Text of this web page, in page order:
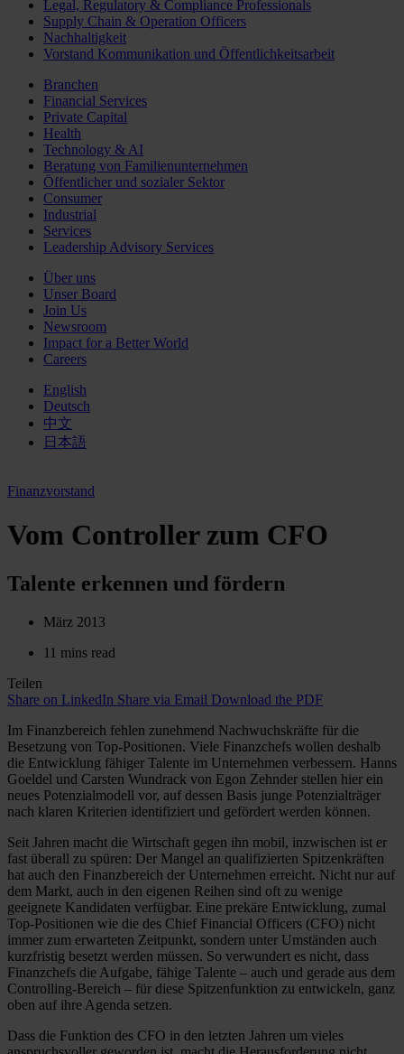
Legal, Regulatory & Compliance Professionals
Supply Chain & Operation Officers
Nachhaltigkeit
Vorstand Kommunikation und Öffentlichkeitsarbeit
Branchen
Financial Services
Private Capital
Health
Technology & AI
Beratung von Familienunternehmen
Öffentlicher und sozialer Sektor
Consumer
Industrial
Services
Leadership Advisory Services
Über uns
Unser Board
Join Us
Newsroom
Impact for a Better World
Careers
English
Deutsch
中文
日本語
Finanzvorstand
Vom Controller zum CFO
Talente erkennen und fördern
März 2013
11 mins read
Teilen
Share on LinkedIn Share via Email Download the PDF
Im Finanzbereich fehlen zunehmend Nachwuchskräfte für die
Besetzung von Top-Positionen. Viele Finanzchefs wollen deshalb
die Entwicklung fähiger Talente im Unternehmen verbessern. Hanns
Goeldel und Carsten Wundrack von Egon Zehnder stellen hier ein
neues Potenzialmodell vor, auf dessen Basis junge Potenzialträger
nach klaren Kriterien identifiziert und gefördert werden können.
Seit Jahren macht die Wirtschaft gegen ihn mobil, inzwischen ist er
fast überall zu spüren: Der Mangel an qualifizierten Spitzenkräften
hat auch den Finanzbereich der Unternehmen erreicht. Nicht nur auf
dem Markt, auch in den eigenen Reihen sind oft zu wenige
geeignete Kandidaten verfügbar. Eine prekäre Entwicklung, zumal
Top-Positionen wie die des Chief Financial Officers (CFO) nicht
immer zum erwarteten Zeitpunkt, sondern unter Umständen auch
kurzfristig besetzt werden müssen. So verwundert es nicht, dass
Finanzchefs die Aufgabe, fähige Talente – auch und gerade aus dem
Controlling-Bereich – für diese Spitzenfunktion zu entwickeln, ganz
oben auf ihre Agenda setzen.
Dass die Funktion des CFO in den letzten Jahren um vieles